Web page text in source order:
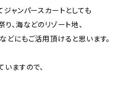
ャンパースカートとしても
、海などのリゾート地、
どにもご活用頂けると思います。
ますので、